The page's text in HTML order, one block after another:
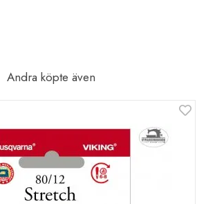
Andra köpte även